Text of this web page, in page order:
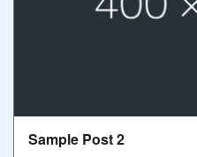
Sample Post 2